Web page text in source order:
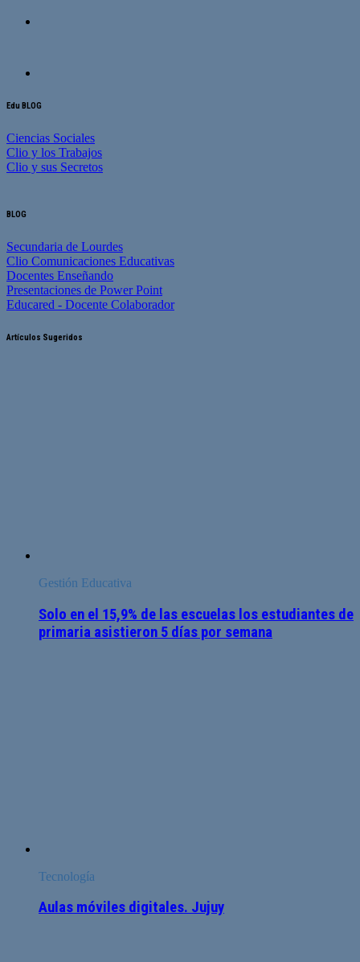
Edu BLOG
Ciencias Sociales
Clio y los Trabajos
Clio y sus Secretos
BLOG
Secundaria de Lourdes
Clio Comunicaciones Educativas
Docentes Enseñando
Presentaciones de Power Point
Educared - Docente Colaborador
Artículos Sugeridos
Gestión Educativa
Solo en el 15,9% de las escuelas los estudiantes de
primaria asistieron 5 días por semana
Tecnología
Aulas móviles digitales. Jujuy